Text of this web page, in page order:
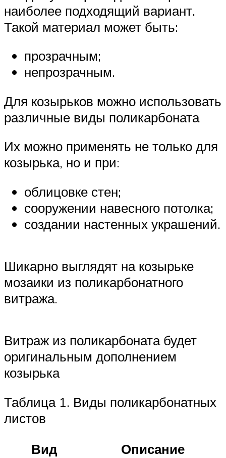
наиболее подходящий вариант.
Такой материал может быть:
прозрачным;
непрозрачным.
Для козырьков можно использовать
различные виды поликарбоната
Их можно применять не только для
козырька, но и при:
облицовке стен;
сооружении навесного потолка;
создании настенных украшений.
Шикарно выглядят на козырьке
мозаики из поликарбонатного
витража.
Витраж из поликарбоната будет
оригинальным дополнением
козырька
Таблица 1. Виды поликарбонатных
листов
Вид
Описание